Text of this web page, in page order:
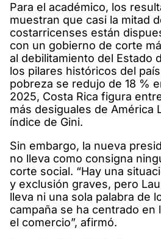
Para el académico, los
muestran que casi la mitad
costarricenses están
con un gobierno de corte
al debilitamiento del Estado
los pilares históricos del
pobreza se redujo de 18 %
2025, Costa Rica figura
más desiguales de América
índice de Gini.
Sin embargo, la nueva
no lleva como consigna
corte social. “Hay una
y exclusión graves, pero
lleva ni una sola palabra de
campaña se ha centrado en
el comercio”, afirmó.